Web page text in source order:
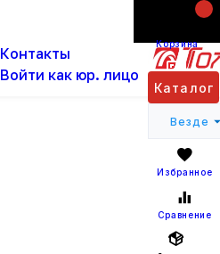
Контакты
Войти как юр. лицо
Корзина
+7 (800)
Каталог
Везде
Избранное
Сравнение
Каталог
(100шт) TDM